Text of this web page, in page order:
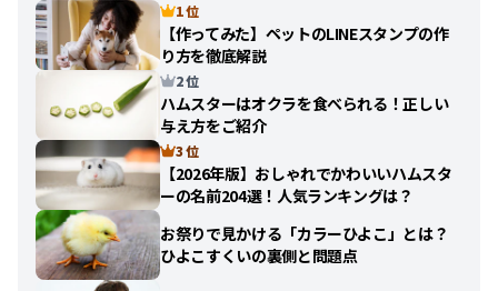
1 位
【作ってみた】ペットのLINEスタンプの作
り方を徹底解説
2 位
ハムスターはオクラを食べられる！正しい
与え方をご紹介
3 位
【2026年版】おしゃれでかわいいハムスタ
ーの名前204選！人気ランキングは？
お祭りで見かける「カラーひよこ」とは？
ひよこすくいの裏側と問題点